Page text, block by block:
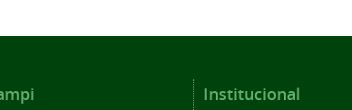
Institucional